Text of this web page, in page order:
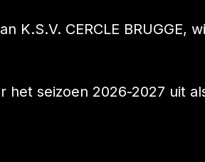
K.S.V. CERCLE
het seizoen 2026-2027 uit